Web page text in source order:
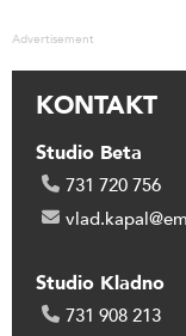
Advertisement
KONTAKT
Studio Beta
731 720 756
Studio Kladno
731 908 213